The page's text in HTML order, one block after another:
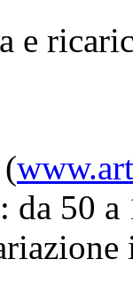
e
da 50